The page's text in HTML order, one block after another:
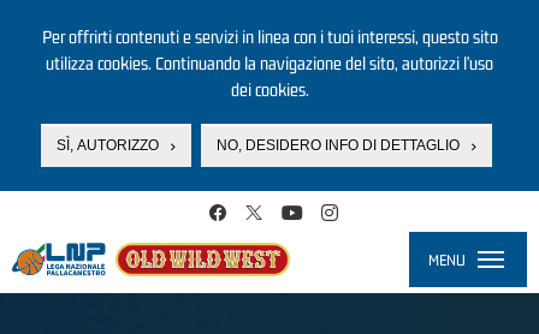
Per offrirti contenuti e servizi in linea con i tuoi interessi, questo sito
utilizza cookies. Continuando la navigazione del sito, autorizzi l’uso
dei cookies.
SÌ, AUTORIZZO NO, DESIDERO INFO DI DETTAGLIO
MENU